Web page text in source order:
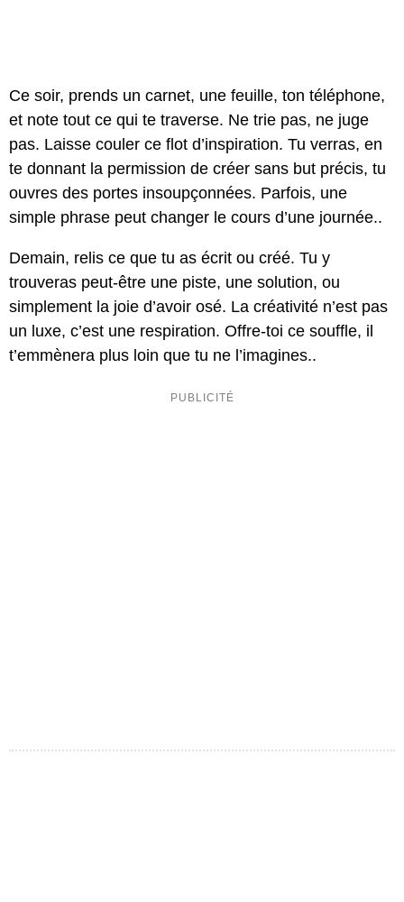
Ce soir, prends un carnet, une feuille, ton téléphone,
et note tout ce qui te traverse. Ne trie pas, ne juge
pas. Laisse couler ce flot d’inspiration. Tu verras, en
te donnant la permission de créer sans but précis, tu
ouvres des portes insoupçonnées. Parfois, une
simple phrase peut changer le cours d’une journée..
Demain, relis ce que tu as écrit ou créé. Tu y
trouveras peut-être une piste, une solution, ou
simplement la joie d’avoir osé. La créativité n’est pas
un luxe, c’est une respiration. Offre-toi ce souffle, il
t’emmènera plus loin que tu ne l’imagines..